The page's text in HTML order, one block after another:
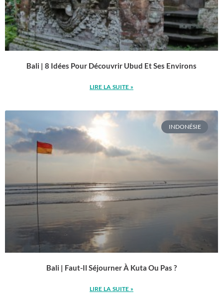
Bali | 8 Idées Pour Découvrir Ubud Et Ses Environs
LIRE LA SUITE »
INDONÉSIE
Bali | Faut-Il Séjourner À Kuta Ou Pas ?
LIRE LA SUITE »